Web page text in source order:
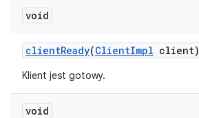
void
clientReady(ClientImpl client)
Klient jest gotowy.
void